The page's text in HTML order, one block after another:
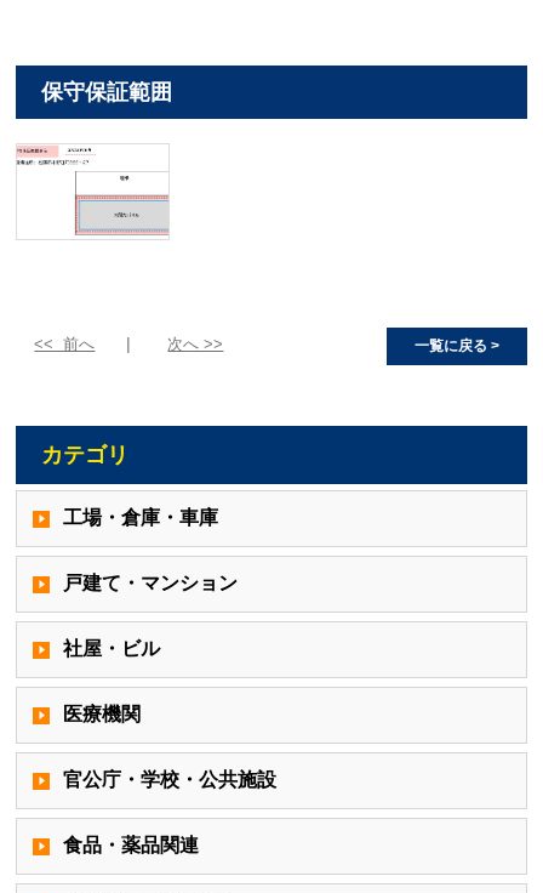
保守保証範囲
<< 前へ 次へ >> 一覧に戻る >
カテゴリ
工場・倉庫・車庫
戸建て・マンション
社屋・ビル
医療機関
官公庁・学校・公共施設
食品・薬品関連